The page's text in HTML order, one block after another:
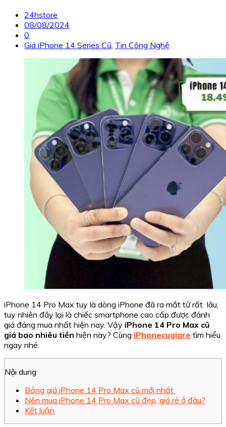
24hstore
08/08/2024
0
Giá iPhone 14 Series Cũ Tin Công Nghệ
iPhone 14 Pro Max tuy là dòng iPhone đã ra mắt từ rất lâu,
tuy nhiên đây lại là chiếc smartphone cao cấp được đánh
giá đáng mua nhất hiện nay. Vậy iPhone 14 Pro Max cũ
giá bao nhiêu tiền hiện nay? Cùng iPhonecugiare tìm hiểu
ngay nhé.
Nội dung
Bảng giá iPhone 14 Pro Max cũ mới nhất
Nên mua iPhone 14 Pro Max cũ đẹp, giá rẻ ở đâu?
Kết luận